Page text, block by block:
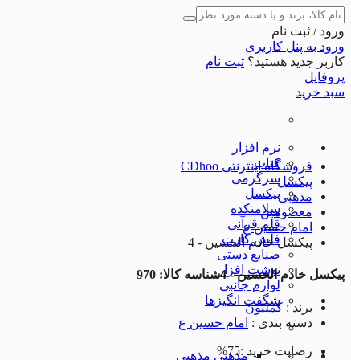
ورود / ثبت نام
ورود به پنل کاربری
کاربر جدید هستید؟ ثبت نام
پروفایل
سبد خرید
نرم افزار
کتاب
سرگرمی
پیکسل
سلامتکده
قلم قرآنی
فلش کارت
صنایع دستی
نوشت افزار
لوازم جانبی
شگفت انگیزها
مذهبی مذهبی
فروشگاه اینترنتی CDhoo
پیکسل
مذهبی
معصومین
امام حسین ع
پیکسل خادم الحسین - 4
پیکسل خادم الحسین - 4 شناسه کالا: 970
برند: کملیون
دسته بندی : امام حسین ع
رضایت خرید :75%